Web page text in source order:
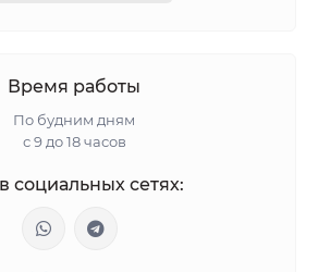
Время работы
По будним дням
с 9 до 18 часов
социальных сетях: